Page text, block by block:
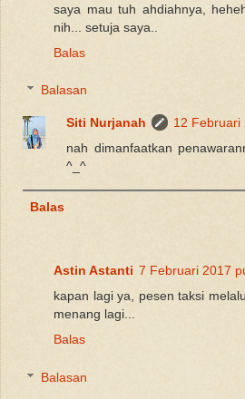
saya mau tuh ahdiahnya,
nih... setuja saya..
Balas
Balasan
Siti Nurjanah
12 Februari
nah dimanfaatkan
^_^
Balas
Astin Astanti 7 Februari 2017
kapan lagi ya, pesen taksi
menang lagi...
Balas
Balasan